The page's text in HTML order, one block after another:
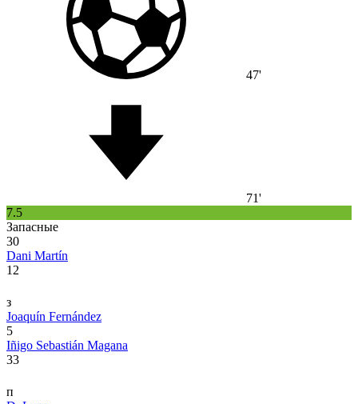
47'
71'
7.5
Запасные
30
Dani Martín
12
з
Joaquín Fernández
5
Iñigo Sebastián Magana
33
п